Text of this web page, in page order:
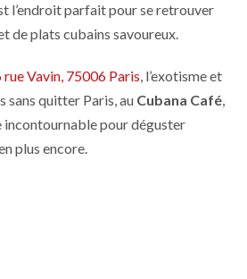
l’endroit parfait pour se retrouver
de plats cubains savoureux.
rue Vavin, 75006 Paris, l’exotisme et
sans quitter Paris, au Cubana Café,
incontournable pour déguster
plus encore.